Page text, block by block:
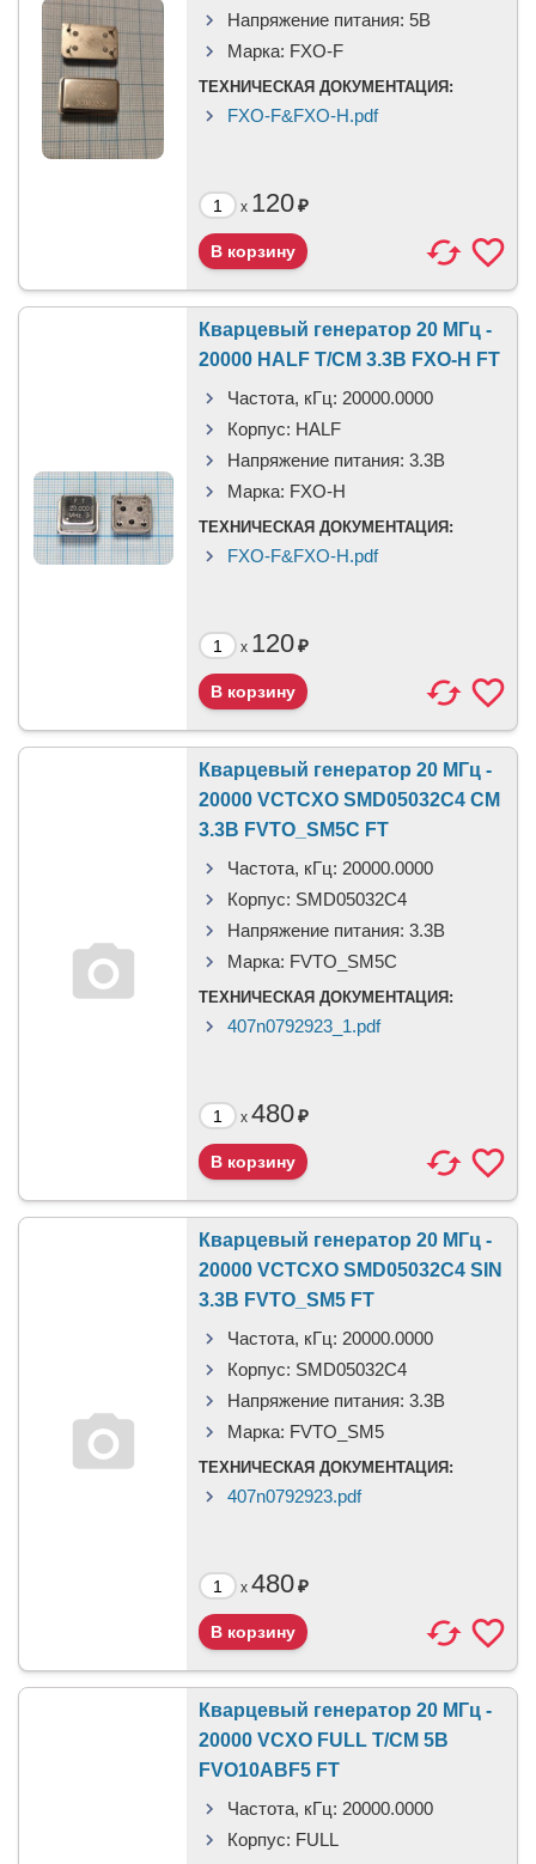
Напряжение питания: 5В
Марка: FXO-F
ТЕХНИЧЕСКАЯ ДОКУМЕНТАЦИЯ:
FXO-F&FXO-H.pdf
x 120₽
Кварцевый генератор 20 МГц -
20000 HALF T/CM 3.3В FXO-H FT
Частота, кГц: 20000.0000
Корпус: HALF
Напряжение питания: 3.3В
Марка: FXO-H
ТЕХНИЧЕСКАЯ ДОКУМЕНТАЦИЯ:
FXO-F&FXO-H.pdf
x 120₽
Кварцевый генератор 20 МГц -
20000 VCTCXO SMD05032C4 CM
3.3В FVTO_SM5C FT
Частота, кГц: 20000.0000
Корпус: SMD05032C4
Напряжение питания: 3.3В
Марка: FVTO_SM5C
ТЕХНИЧЕСКАЯ ДОКУМЕНТАЦИЯ:
407n0792923_1.pdf
x 480₽
Кварцевый генератор 20 МГц -
20000 VCTCXO SMD05032C4 SIN
3.3В FVTO_SM5 FT
Частота, кГц: 20000.0000
Корпус: SMD05032C4
Напряжение питания: 3.3В
Марка: FVTO_SM5
ТЕХНИЧЕСКАЯ ДОКУМЕНТАЦИЯ:
407n0792923.pdf
x 480₽
Кварцевый генератор 20 МГц -
20000 VCXO FULL T/CM 5В
FVO10ABF5 FT
Частота, кГц: 20000.0000
Корпус: FULL